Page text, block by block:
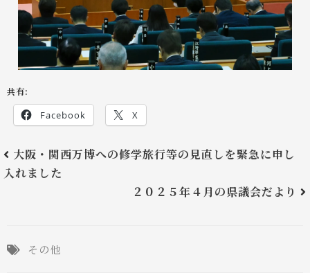
共有:
Facebook X
大阪・関西万博への修学旅行等の見直しを緊急に申し
入れました
２０２５年４月の県議会だより
その他